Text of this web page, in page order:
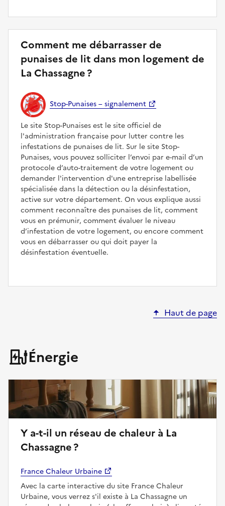
Comment me débarrasser de
punaises de lit dans mon logement de
La Chassagne ?
Stop-Punaises – signalement
Le site Stop-Punaises est le site officiel de
l'administration française pour lutter contre les
infestations de punaises de lit. Sur le site Stop-
Punaises, vous pouvez solliciter l’envoi par e-mail d’un
protocole d’auto-traitement de votre logement ou
demander l'intervention d'une entreprise labellisée
spécialisée dans la détection ou la désinfestation,
active sur votre département. On vous explique aussi
comment reconnaître des punaises de lit, comment
vous en prémunir, comment évaluer le niveau
d’infestation de votre logement, ou encore comment
vous en débarrasser ou qui doit payer la
désinfestation éventuelle.
Haut de page
Énergie
Y a-t-il un réseau de chaleur à La
Chassagne ?
France Chaleur Urbaine
Avec la carte interactive du site France Chaleur
Urbaine, vous verrez s'il existe à La Chassagne un